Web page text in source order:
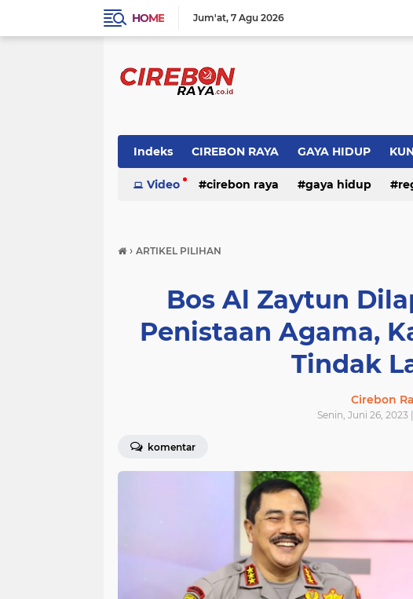
HOME Jum'at 7 Agu 2026
Indeks CIREBON RAYA GAYA HIDUP
Video cirebon raya gaya hidup
› ARTIKEL PILIHAN
Bos Al Zaytun
Penistaan Agama,
Tindak
Cirebon
Senin, Juni 26, 2023
komentar